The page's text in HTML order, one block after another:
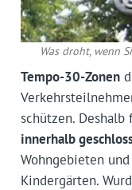
Was droht, wenn
Tempo-30-Zonen
schützen.
innerhalb
Wohngebieten
Kindergärten.